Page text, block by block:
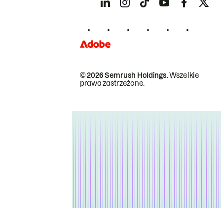
© 2026 Semrush Holdings.Wszelkie
prawa zastrzeżone.